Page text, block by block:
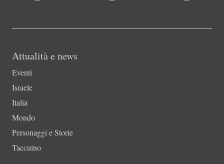
Attualità e news
Eventi
Israele
Italia
Mondo
Personaggi e Storie
Taccuino